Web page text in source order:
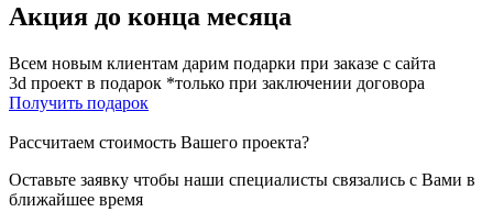
Акция до конца месяца
Всем новым клиентам дарим подарки при заказе с сайта
3d проект в подарок *только при заключении договора
Получить подарок
Рассчитаем стоимость Вашего проекта?
Оставьте заявку чтобы наши специалисты связались с Вами в
ближайшее время